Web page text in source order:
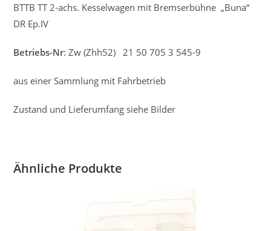
BTTB TT 2-achs. Kesselwagen mit Bremserbühne „Buna“
DR Ep.IV
Betriebs-Nr: Zw (Zhh52) 21 50 705 3 545-9
aus einer Sammlung mit Fahrbetrieb
Zustand und Lieferumfang siehe Bilder
Ähnliche Produkte